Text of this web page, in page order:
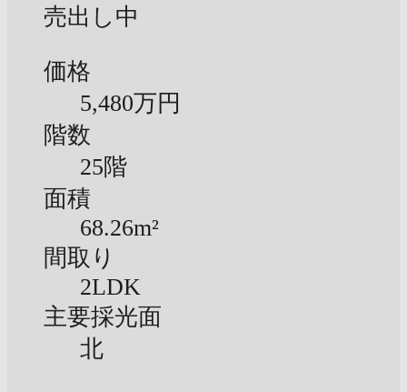
売出し中
価格
5,480万円
階数
25階
面積
68.26m²
間取り
2LDK
主要採光面
北